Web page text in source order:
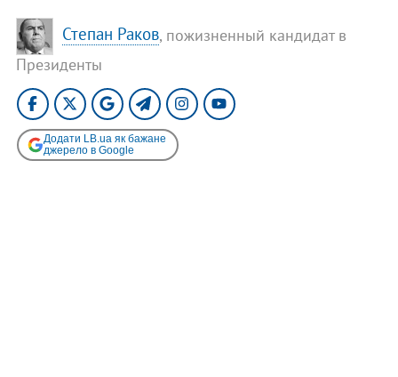
Степан Раков, пожизненный кандидат в
Президенты
Додати LB.ua як бажане
джерело в Google